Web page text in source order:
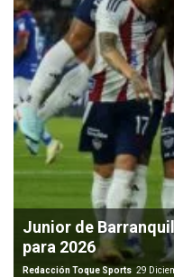
Junior de
para 2026
Redacción Toque Sports 29